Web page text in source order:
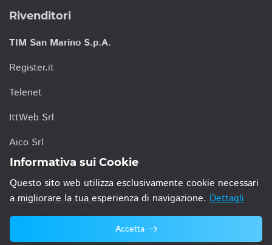
Rivenditori
TIM San Marino S.p.A.
Register.it
Telenet
IttWeb Srl
Aico Srl
Informativa sui Cookie
© 2021 TIM San Marino S.p.A.
Informativa sui Cookie
Questo sito web utilizza esclusivamente cookie necessari
a migliorare la tua esperienza di navigazione. Dettagli
Accetta